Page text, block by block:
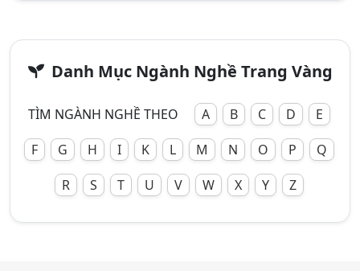
Danh Mục Ngành Nghề Trang Vàng
TÌM NGÀNH NGHỀ THEO A B C D
E
F
G H I K L M N O P
Q
R
S T U V W X Y Z